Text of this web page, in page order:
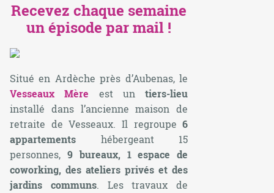
Recevez chaque semaine
un épisode par mail !
Situé en Ardèche près d’Aubenas, le
Vesseaux Mère est untiers-lieu
installé dans l’ancienne maison de
retraite de Vesseaux. Il regroupe 6
appartements hébergeant 15
personnes, 9 bureaux, 1 espace de
coworking, des ateliers privés et des
jardins communs. Les travaux de